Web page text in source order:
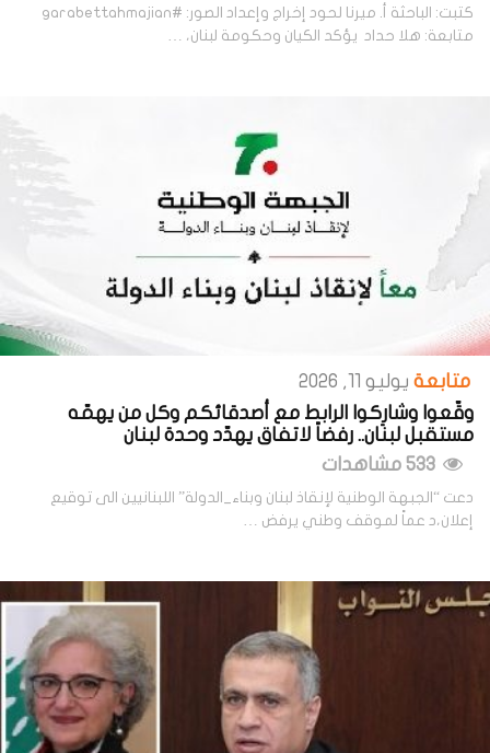
كتبت: الباحثة أ. ميرنا لحود إخراج وإعداد الصور: #garabettahmajian
متابعة: هلا حداد يؤكد الكيان وحكومة لبنان، …
متابعة يوليو 11, 2026
وقّعوا وشارِكوا الرابط مع أصدقائكم وكل من يهمّه
مستقبل لبنان.. رفضاً لاتفاق يهدّد وحدة لبنان
دعت “الجبهة الوطنية لإنقاذ لبنان وبناء_الدولة” اللبنانيين الى توقيع
إعلان،د عماً لموقف وطني يرفض …